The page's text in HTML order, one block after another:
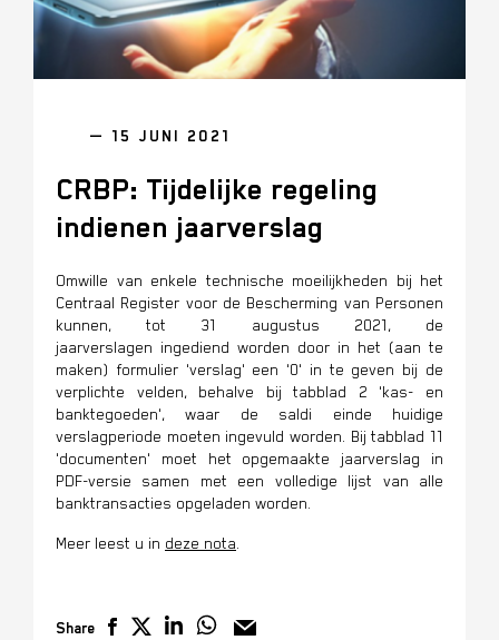
— 15 JUNI 2021
CRBP: Tijdelijke regeling
indienen jaarverslag
Omwille van enkele technische moeilijkheden bij het
Centraal Register voor de Bescherming van Personen
kunnen, tot 31 augustus 2021, de
jaarverslagen ingediend worden door in het (aan te
maken) formulier 'verslag' een '0' in te geven bij de
verplichte velden, behalve bij tabblad 2 'kas- en
banktegoeden', waar de saldi einde huidige
verslagperiode moeten ingevuld worden. Bij tabblad 11
'documenten' moet het opgemaakte jaarverslag in
PDF-versie samen met een volledige lijst van alle
banktransacties opgeladen worden.
Meer leest u in deze nota.
Share